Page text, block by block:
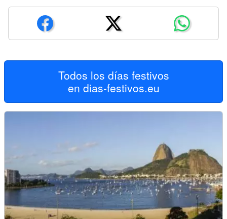
Todos los días festivos
en dias-festivos.eu